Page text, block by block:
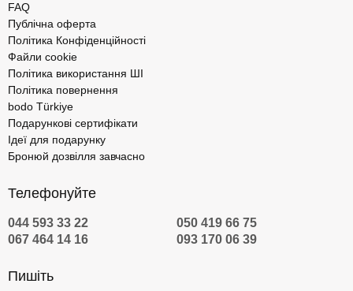
FAQ
Публічна оферта
Політика Конфіденційності
Файли cookie
Політика використання ШІ
Політика повернення
bodo Türkiye
Подарункові сертифікати
Ідеї для подарунку
Бронюй дозвілля завчасно
Телефонуйте
044 593 33 22
050 419 66 75
067 464 14 16
093 170 06 39
Пишіть